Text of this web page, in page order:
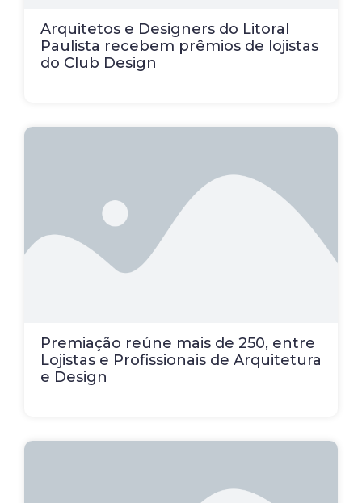
Arquitetos e Designers do Litoral
Paulista recebem prêmios de lojistas
do Club Design
Premiação reúne mais de 250, entre
Lojistas e Profissionais de Arquitetura
e Design